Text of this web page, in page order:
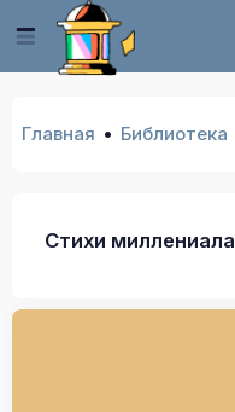
Главная Библиотека
Стихи миллениала